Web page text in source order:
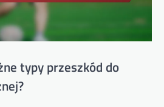
typy przeszkód do